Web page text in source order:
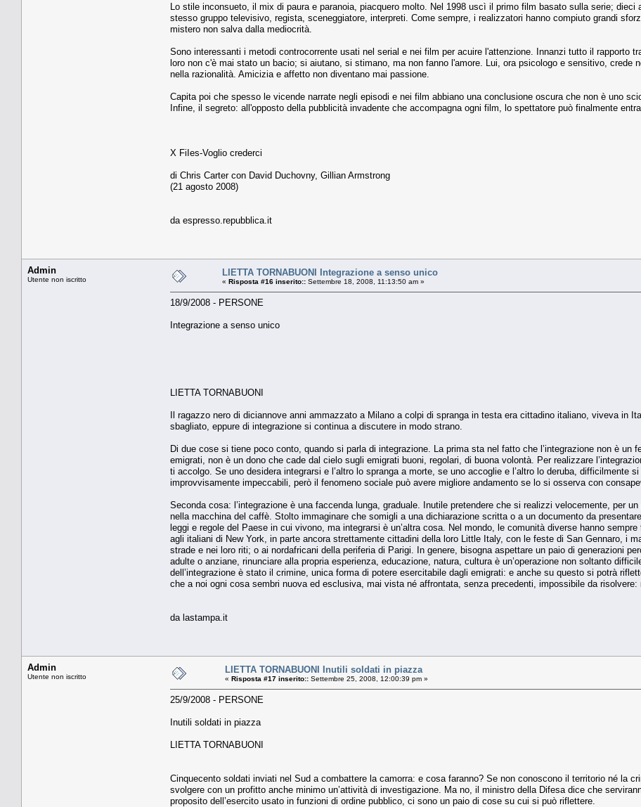
Lo stile inconsueto, il mix di paura e paranoia, piacquero molto. Nel 1998 uscì il primo film basato sulla serie;
stesso gruppo televisivo, regista, sceneggiatore, interpreti. Come sempre, i realizzatori hanno compiuto grandi
mistero non salva dalla mediocrità.
Sono interessanti i metodi controcorrente usati nel serial e nei film per acuire l'attenzione. Innanzi tutto il rapporto
loro non c'è mai stato un bacio; si aiutano, si stimano, ma non fanno l'amore. Lui, ora psicologo e sensitivo, crede
nella razionalità. Amicizia e affetto non diventano mai passione.
Capita poi che spesso le vicende narrate negli episodi e nei film abbiano una conclusione oscura che non è uno
Infine, il segreto: all'opposto della pubblicità invadente che accompagna ogni film, lo spettatore può finalmente
X FiIes-Voglio crederci
di Chris Carter con David Duchovny, Gillian Armstrong
(21 agosto 2008)
da espresso.repubblica.it
Admin
Utente non iscritto
LIETTA TORNABUONI Integrazione a senso unico
« Risposta #16 inserito:: Settembre 18, 2008, 11:13:50 am »
18/9/2008 - PERSONE
Integrazione a senso unico
LIETTA TORNABUONI
Il ragazzo nero di diciannove anni ammazzato a Milano a colpi di spranga in testa era cittadino italiano, viveva in
sbagliato, eppure di integrazione si continua a discutere in modo strano.
Di due cose si tiene poco conto, quando si parla di integrazione. La prima sta nel fatto che l’integrazione non è un
emigrati, non è un dono che cade dal cielo sugli emigrati buoni, regolari, di buona volontà. Per realizzare
ti accolgo. Se uno desidera integrarsi e l’altro lo spranga a morte, se uno accoglie e l’altro lo deruba, difficilmente
improvvisamente impeccabili, però il fenomeno sociale può avere migliore andamento se lo si osserva con
Seconda cosa: l’integrazione è una faccenda lunga, graduale. Inutile pretendere che si realizzi velocemente, per
nella macchina del caffè. Stolto immaginare che somigli a una dichiarazione scritta o a un documento da
leggi e regole del Paese in cui vivono, ma integrarsi è un’altra cosa. Nel mondo, le comunità diverse hanno
agli italiani di New York, in parte ancora strettamente cittadini della loro Little Italy, con le feste di San Gennaro, i
strade e nei loro riti; o ai nordafricani della periferia di Parigi. In genere, bisogna aspettare un paio di generazioni
adulte o anziane, rinunciare alla propria esperienza, educazione, natura, cultura è un’operazione non soltanto
dell’integrazione è stato il crimine, unica forma di potere esercitabile dagli emigrati: e anche su questo si potrà
che a noi ogni cosa sembri nuova ed esclusiva, mai vista né affrontata, senza precedenti, impossibile da risolvere:
da lastampa.it
Admin
Utente non iscritto
LIETTA TORNABUONI Inutili soldati in piazza
« Risposta #17 inserito:: Settembre 25, 2008, 12:00:39 pm »
25/9/2008 - PERSONE
Inutili soldati in piazza
LIETTA TORNABUONI
Cinquecento soldati inviati nel Sud a combattere la camorra: e cosa faranno? Se non conoscono il territorio né la
svolgere con un profitto anche minimo un’attività di investigazione. Ma no, il ministro della Difesa dice che
proposito dell’esercito usato in funzioni di ordine pubblico, ci sono un paio di cose su cui si può riflettere.